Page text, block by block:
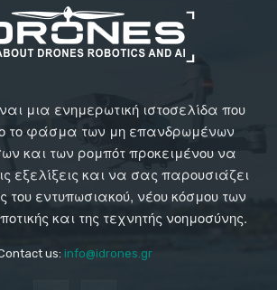
μια ενημερωτική ιστοσελίδα που
το φάσμα των μη επανδρωμένων
και των ρομπότ προκειμένου να
εξελίξεις και να σας παρουσιάζει
του εντυπωσιακού, νέου κόσμου των
και της τεχνητής νοημοσύνης.
us: info@idrones.gr